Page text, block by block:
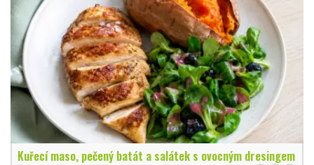
Kuřecí maso, pečený batát a salátek s ovocným dresingem